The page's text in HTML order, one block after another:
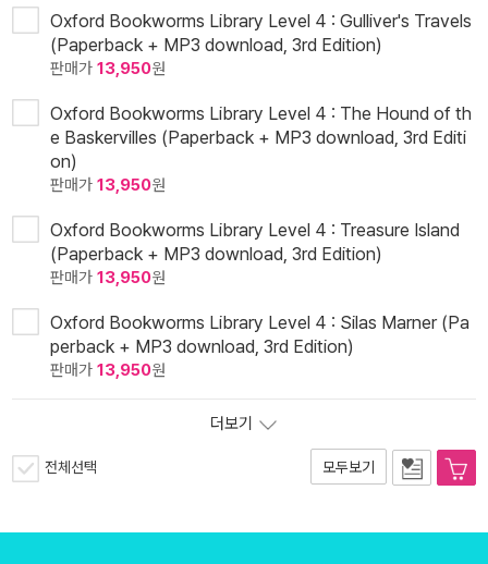
Oxford Bookworms Library Level 4 : Gulliver's Travels
(Paperback + MP3 download, 3rd Edition)
판매가 13,950원
Oxford Bookworms Library Level 4 : The Hound of th
e Baskervilles (Paperback + MP3 download, 3rd Editi
on)
판매가 13,950원
Oxford Bookworms Library Level 4 : Treasure Island
(Paperback + MP3 download, 3rd Edition)
판매가 13,950원
Oxford Bookworms Library Level 4 : Silas Marner (Pa
perback + MP3 download, 3rd Edition)
판매가 13,950원
더보기
전체선택 모두보기